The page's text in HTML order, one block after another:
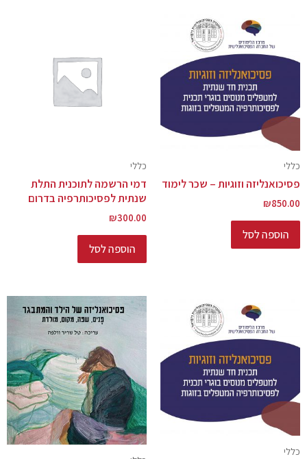
כללי
פסיכואנליזה וזוגיות – שכר לימוד
₪850.00
הוספה לסל
כללי
דמי הרשמה לתוכנית התלת
שנתית לפסיכותרפיה בדרום
₪300.00
הוספה לסל
כללי